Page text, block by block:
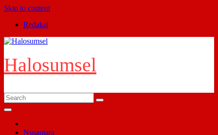
Skip to content
Redaksi
Halosumsel
Nusantara